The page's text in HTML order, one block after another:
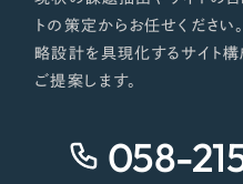
トの策定からお任せください
略設計を具現化するサイト構
ご提案します。
058-